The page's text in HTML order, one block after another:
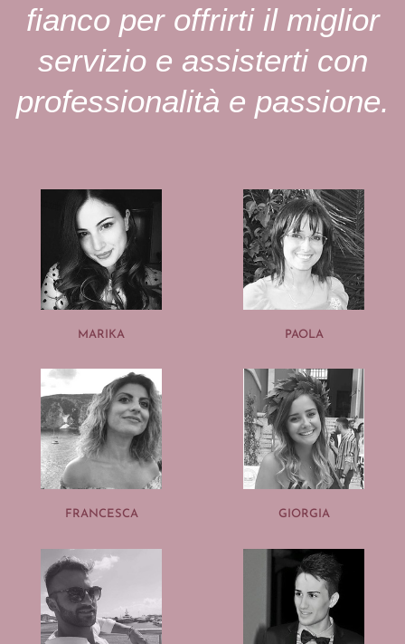
fianco per offrirti il miglior
servizio e assisterti con
professionalità e passione.
MARIKA PAOLA
FRANCESCA GIORGIA